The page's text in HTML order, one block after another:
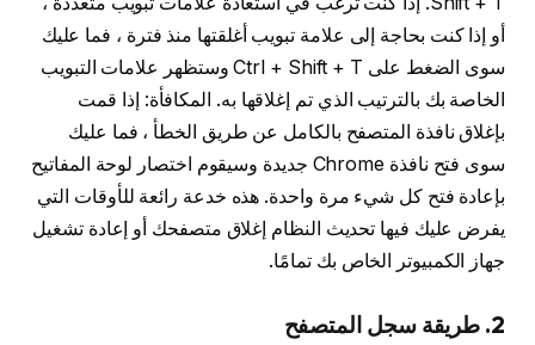
أو إذا كنت بحاجة إلى علامة تبويب أغلقتها منذ فترة ، فما عليك
سوى الضغط على Ctrl + Shift + T وستظهر علامات التبويب
الخاصة بك بالترتيب الذي تم إغلاقها به. المكافأة: إذا قمت
بإغلاق نافذة المتصفح بالكامل عن طريق الخطأ ، فما عليك
سوى فتح نافذة Chrome جديدة وسيقوم اختصار لوحة المفاتيح
بإعادة فتح كل شيء مرة واحدة. هذه خدعة رائعة للأوقات التي
يفرض عليك فيها تحديث النظام إغلاق متصفحك أو إعادة تشغيل
جهاز الكمبيوتر الخاص بك تمامًا.
2. طريقة سجل المتصفح